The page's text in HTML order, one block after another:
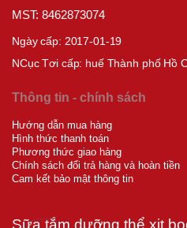
Sữa tắm dưỡng thể xịt
MST: 8462873074
Ngày cấp: 2017-01-19
NCục Tơi cấp: huế Thành phố Hồ
Thông tin - chính sách
Hướng dẫn mua hàng
Hình thức thanh toán
Phương thức giao hàng
Chính sách đổi trả hàng và hoàn tiền
Cam kết bảo mật thông tin